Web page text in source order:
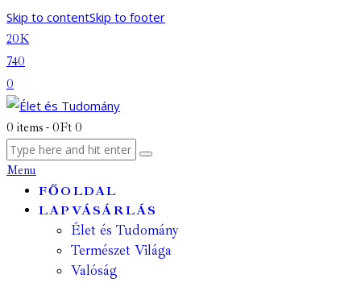
Skip to contentSkip to footer
20K
740
0
0 items - 0Ft 0
Menu
FŐOLDAL
LAPVÁSÁRLÁS
Élet és Tudomány
Természet Világa
Valóság